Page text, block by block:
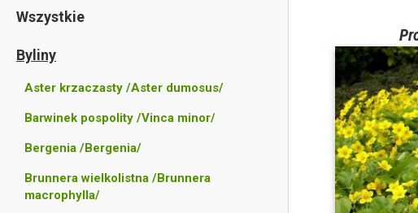
Wszystkie
Byliny
Aster krzaczasty /Aster dumosus/
Barwinek pospolity /Vinca minor/
Bergenia /Bergenia/
Brunnera wielkolistna /Brunnera
macrophylla/